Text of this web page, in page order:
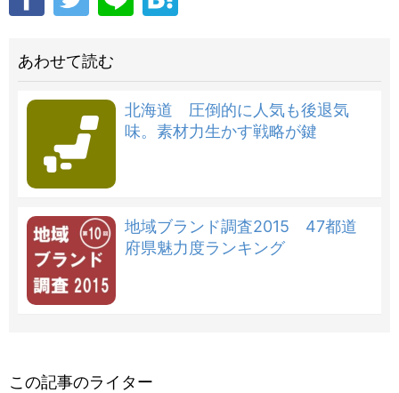
あわせて読む
北海道 圧倒的に人気も後退気
味。素材力生かす戦略が鍵
地域ブランド調査2015 47都道
府県魅力度ランキング
この記事のライター